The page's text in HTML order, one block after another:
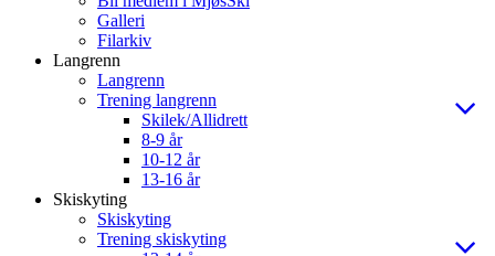
Galleri
Filarkiv
Langrenn
Langrenn
Trening langrenn
Skilek/Allidrett
8-9 år
10-12 år
13-16 år
Skiskyting
Skiskyting
Trening skiskyting